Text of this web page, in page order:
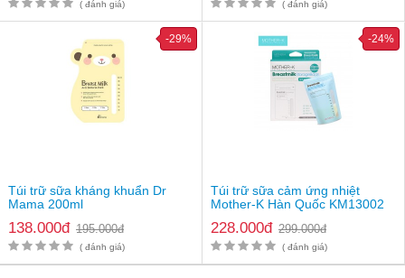
( đánh giá) ( đánh giá)
Túi trữ sữa kháng khuẩn Dr
Mama 200ml
138.000đ 195.000đ
-29%
( đánh giá)
Túi trữ sữa cảm ứng nhiệt
Mother-K Hàn Quốc KM13002
228.000đ 299.000đ
-24%
( đánh giá)